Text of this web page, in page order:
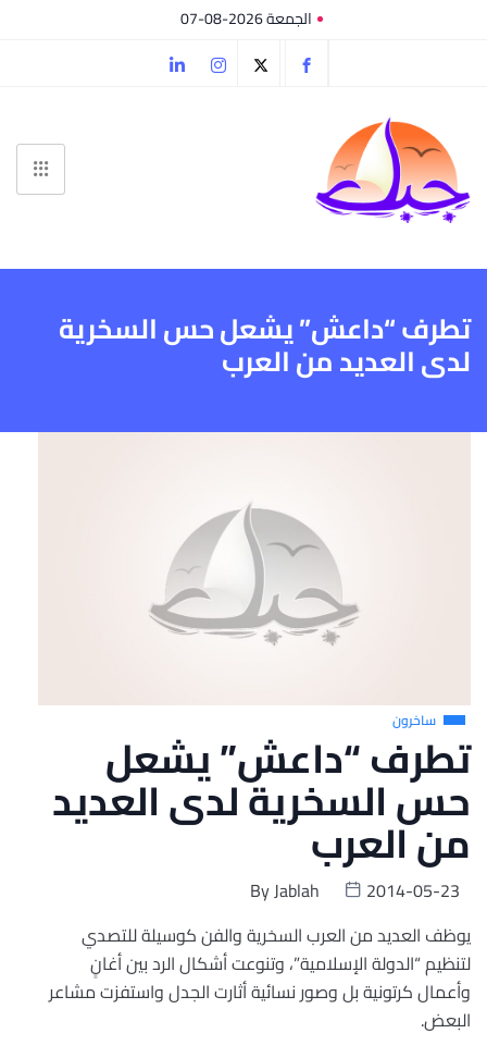
الجمعة 2026-08-07
تطرف “داعش” يشعل حس السخرية
لدى العديد من العرب
ساخرون
تطرف “داعش” يشعل
حس السخرية لدى العديد
من العرب
ByJablah
2014-05-23
يوظف العديد من العرب السخرية والفن كوسيلة للتصدي
لتنظيم “الدولة الإسلامية”، وتنوعت أشكال الرد بين أغانٍ
وأعمال كرتونية بل وصور نسائية أثارت الجدل واستفزت مشاعر
البعض.